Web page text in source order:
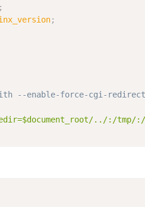
;
;
--enable-force-cgi-redirect
../:/tmp/